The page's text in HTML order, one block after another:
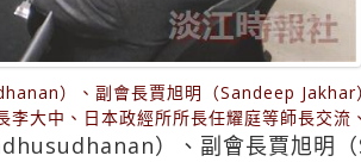
）、副會長賈旭明（Sandeep Jakhar
大中、日本政經所所長任耀庭等師長交流
）、副會長賈旭明（